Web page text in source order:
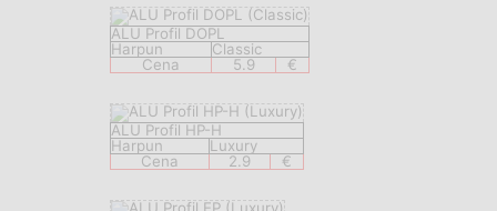
ALU Profil DOPL
Harpun
Classic
Cena
5.9 €
ALU Profil HP-H
Harpun
Luxury
Cena
2.9 €